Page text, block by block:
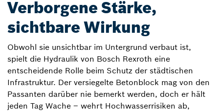
Verborgene Stärke,
sichtbare Wirkung
Obwohl sie unsichtbar im Untergrund verbaut ist,
spielt die Hydraulik von Bosch Rexroth eine
entscheidende Rolle beim Schutz der städtischen
Infrastruktur. Der versiegelte Betonblock mag von den
Passanten darüber nie bemerkt werden, doch er hält
jeden Tag Wache – wehrt Hochwasserrisiken ab,